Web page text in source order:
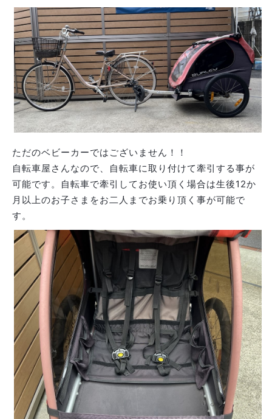
ただのベビーカーではございません！！
自転車屋さんなので、自転車に取り付けて牽引する事が
可能です。自転車で牽引してお使い頂く場合は生後12か
月以上のお子さまをお二人までお乗り頂く事が可能で
す。